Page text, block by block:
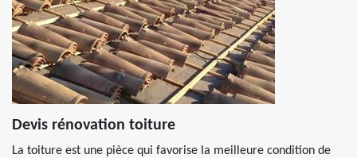
Devis rénovation toiture
La toiture est une pièce qui favorise la meilleure condition de